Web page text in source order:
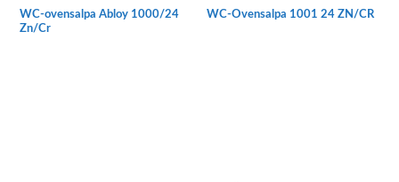
WC-ovensalpa Abloy 1000/24
Zn/Cr
WC-Ovensalpa 1001 24 ZN/CR